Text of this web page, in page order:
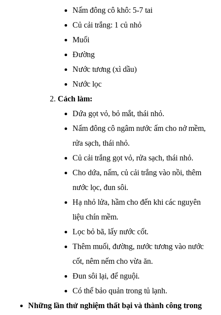
Nấm đông cô khô: 5-7 tai
Củ cải trắng: 1 củ nhỏ
Muối
Đường
Nước tương (xì dầu)
Nước lọc
Cách làm:
Dứa gọt vỏ, bỏ mắt, thái nhỏ.
Nấm đông cô ngâm nước ấm cho nở mềm,
rửa sạch, thái nhỏ.
Củ cải trắng gọt vỏ, rửa sạch, thái nhỏ.
Cho dứa, nấm, củ cải trắng vào nồi, thêm
nước lọc, đun sôi.
Hạ nhỏ lửa, hầm cho đến khi các nguyên
liệu chín mềm.
Lọc bỏ bã, lấy nước cốt.
Thêm muối, đường, nước tương vào nước
cốt, nêm nếm cho vừa ăn.
Đun sôi lại, để nguội.
Có thể bảo quản trong tủ lạnh.
Những lần thử nghiệm thất bại và thành công trong